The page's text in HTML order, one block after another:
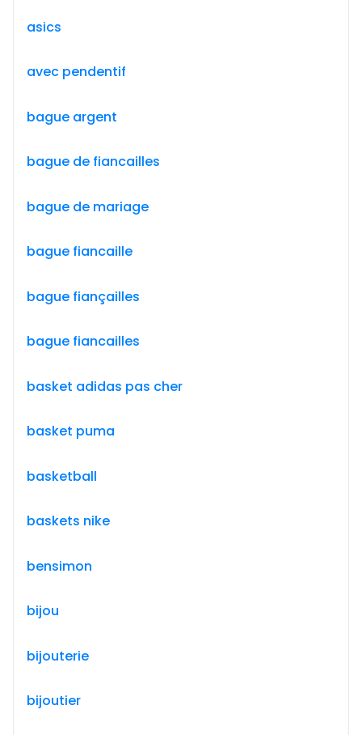
asics
avec pendentif
bague argent
bague de fiancailles
bague de mariage
bague fiancaille
bague fiançailles
bague fiancailles
basket adidas pas cher
basket puma
basketball
baskets nike
bensimon
bijou
bijouterie
bijoutier